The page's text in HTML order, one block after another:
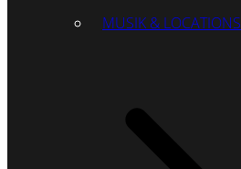
MUSIK & LOCATIONS